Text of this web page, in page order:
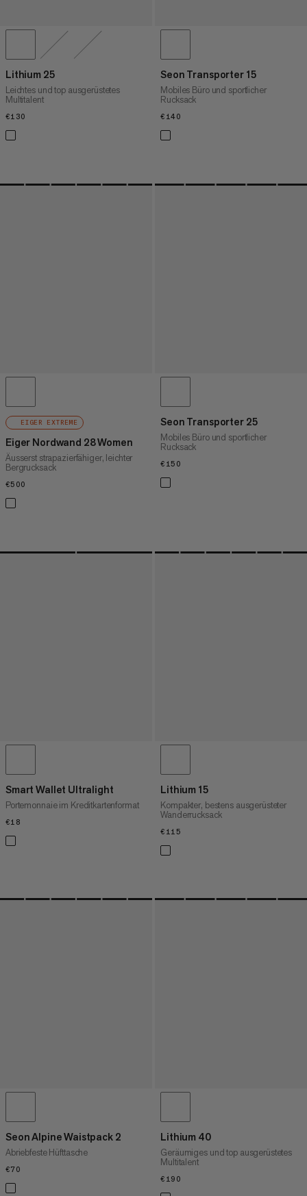
Lithium 25
Leichtes und top ausgerüstetes
Multitalent
€130
Seon Transporter 15
Mobiles Büro und sportlicher
Rucksack
€140
EIGER EXTREME
Eiger Nordwand 28 Women
Äusserst strapazierfähiger, leichter
Bergrucksack
€500
Seon Transporter 25
Mobiles Büro und sportlicher
Rucksack
€150
Smart Wallet Ultralight
Portemonnaie im Kreditkartenformat
€18
Lithium 15
Kompakter, bestens ausgerüsteter
Wanderrucksack
€115
Seon Alpine Waistpack 2
Abriebfeste Hüfttasche
€70
Lithium 40
Geräumiges und top ausgerüstetes
Multitalent
€190